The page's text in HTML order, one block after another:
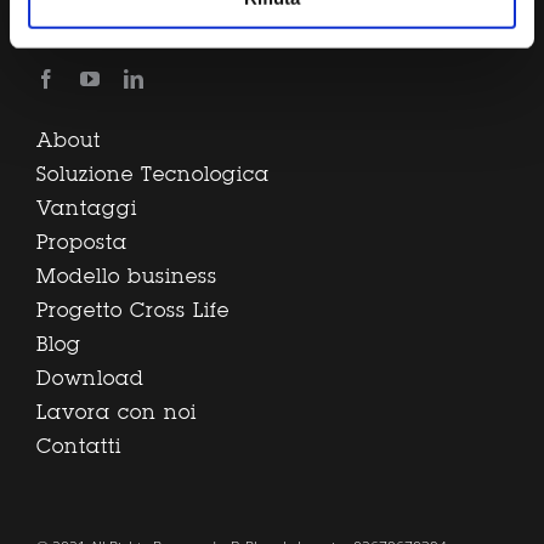
0545.20611 info@b-plas.it
About
Soluzione Tecnologica
Vantaggi
Proposta
Modello business
Progetto Cross Life
Blog
Download
Lavora con noi
Contatti